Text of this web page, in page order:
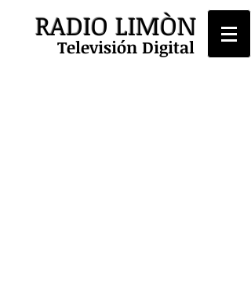
RADIO LIMÒN
Televisión Digital